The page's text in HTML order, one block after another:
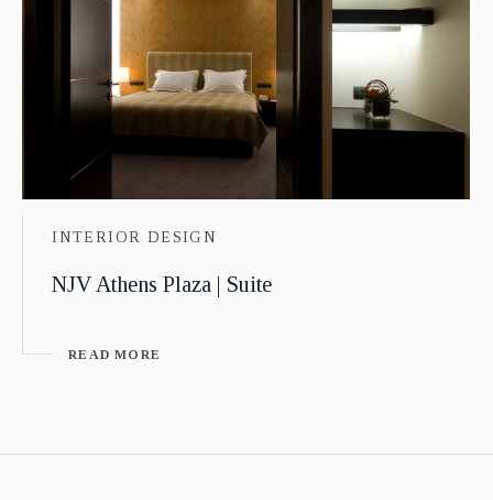
INTERIOR DESIGN
NJV Athens Plaza | Suite
READ MORE